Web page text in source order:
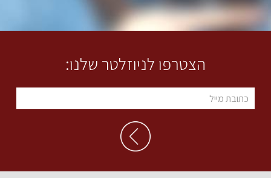
הצטרפו לניוזלטר שלנו: